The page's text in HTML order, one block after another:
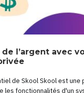
de l’argent avec
de Skool Skool est une
les fonctionnalités d'un